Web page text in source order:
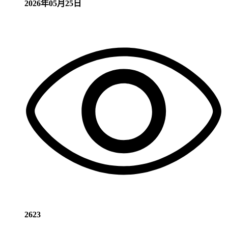
2026年05月25日
2623